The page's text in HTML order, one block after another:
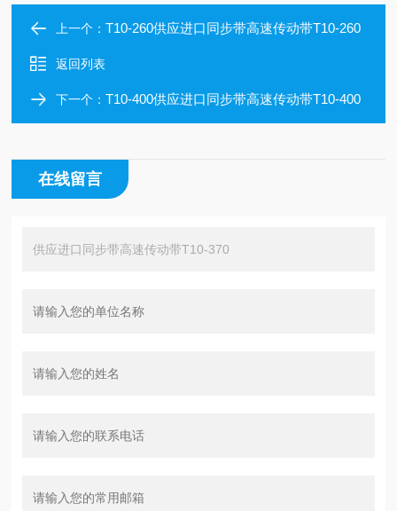
上一个：T10-260供应进口同步带高速传动带T10-260
返回列表
下一个：T10-400供应进口同步带高速传动带T10-400
在线留言